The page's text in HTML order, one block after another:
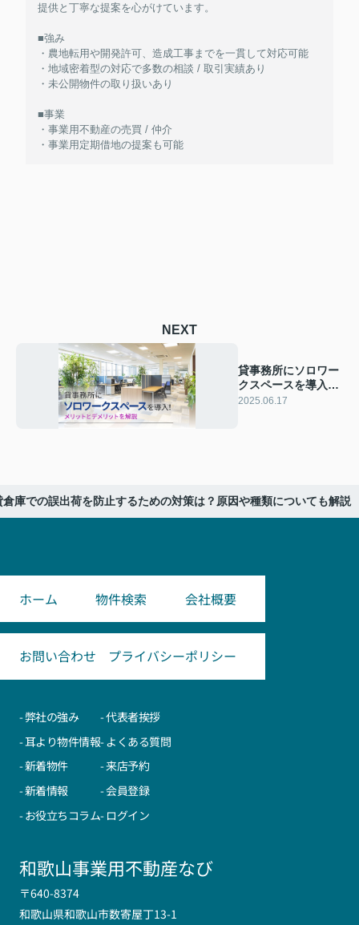
提供と丁寧な提案を心がけています。
■強み
・農地転用や開発許可、造成工事までを一貫して対応可能
・地域密着型の対応で多数の相談 / 取引実績あり
・未公開物件の取り扱いあり
■事業
・事業用不動産の売買 / 仲介
・事業用定期借地の提案も可能
NEXT
貸事務所にソロワー
クスペースを導入！
メリットとデメリッ
2025.06.17
倉庫での誤出荷を防止するための対策は？原因や種類についても解説
ホーム 物件検索 会社概要
お問い合わせ プライバシーポリシー
- 弊社の強み
- 耳より物件情報
- 新着物件
- 新着情報
- お役立ちコラム
- 代表者挨拶
- よくある質問
- 来店予約
- 会員登録
- ログイン
和歌山事業用不動産なび
〒640-8374
和歌山県和歌山市数寄屋丁13-1